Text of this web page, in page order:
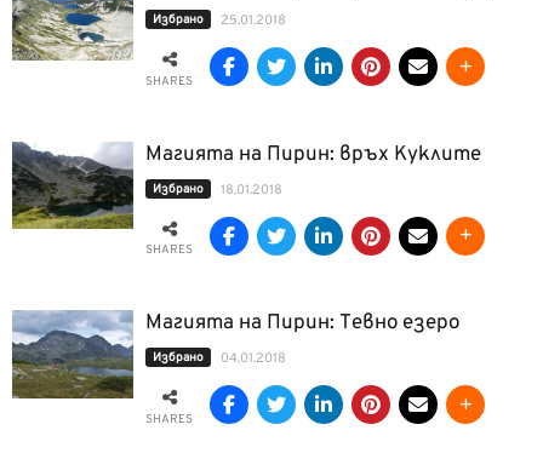
Избрано 25.01.2018
SHARES
Магията на Пирин: връх Куклите
Избрано 18.01.2018
SHARES
Магията на Пирин: Тевно езеро
Избрано 04.01.2018
SHARES